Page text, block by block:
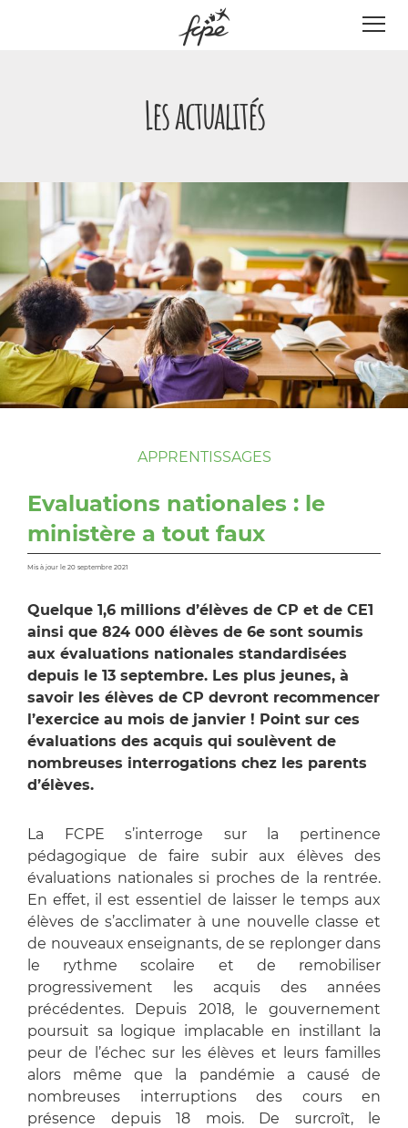
Les actualités
APPRENTISSAGES
Evaluations nationales : le
ministère a tout faux
Mis à jour le 20 septembre 2021
Quelque 1,6 millions d’élèves de CP et de CE1
ainsi que 824 000 élèves de 6e sont soumis
aux évaluations nationales standardisées
depuis le 13 septembre. Les plus jeunes, à
savoir les élèves de CP devront recommencer
l’exercice au mois de janvier ! Point sur ces
évaluations des acquis qui soulèvent de
nombreuses interrogations chez les parents
d’élèves.
La FCPE s’interroge sur la pertinence
pédagogique de faire subir aux élèves des
évaluations nationales si proches de la rentrée.
En effet, il est essentiel de laisser le temps aux
élèves de s’acclimater à une nouvelle classe et
de nouveaux enseignants, de se replonger dans
le rythme scolaire et de remobiliser
progressivement les acquis des années
précédentes. Depuis 2018, le gouvernement
poursuit sa logique implacable en instillant la
peur de l’échec sur les élèves et leurs familles
alors même que la pandémie a causé de
nombreuses interruptions des cours en
présence depuis 18 mois. De surcroît, le
Panneau de gestion des cookies